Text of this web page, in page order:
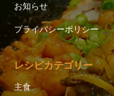
お知らせ
プライバシーポリシー
レシピカテゴリー
主食